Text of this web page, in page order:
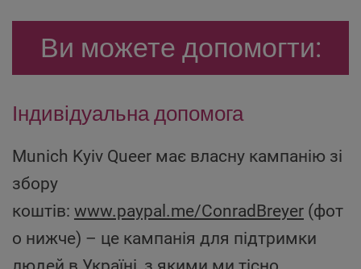
Ви можете допомогти:
Індивідуальна допомога
Munich Kyiv Queer має власну кампанію зі
збору
коштів: www.paypal.me/ConradBreyer(фот
о нижче) – це кампанія для підтримки